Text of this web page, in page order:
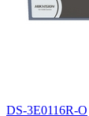
DS-3E0116R-O